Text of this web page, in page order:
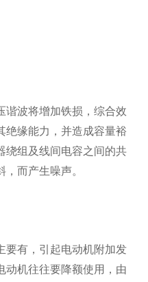
波将增加铁损，综合效
绝缘能力，并造成容量裕
绕组及线间电容之间的共
而产生噪声。
有，引起电动机附加发
动机往往要降额使用，由